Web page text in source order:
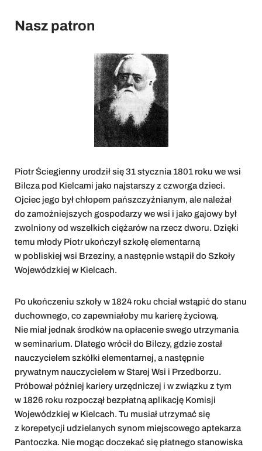
Nasz patron
Piotr Ściegienny urodził się 31 stycznia 1801 roku we wsi
Bilcza pod Kielcami jako najstarszy z czworga dzieci.
Ojciec jego był chłopem pańszczyźnianym, ale należał
do zamożniejszych gospodarzy we wsi i jako gajowy był
zwolniony od wszelkich ciężarów na rzecz dworu. Dzięki
temu młody Piotr ukończył szkołę elementarną
w pobliskiej wsi Brzeziny, a następnie wstąpił do Szkoły
Wojewódzkiej w Kielcach.
Po ukończeniu szkoły w 1824 roku chciał wstąpić do stanu
duchownego, co zapewniałoby mu karierę życiową.
Nie miał jednak środków na opłacenie swego utrzymania
w seminarium. Dlatego wrócił do Bilczy, gdzie został
nauczycielem szkółki elementarnej, a następnie
prywatnym nauczycielem w Starej Wsi i Przedborzu.
Próbował później kariery urzędniczej i w związku z tym
w 1826 roku rozpoczął bezpłatną aplikację Komisji
Wojewódzkiej w Kielcach. Tu musiał utrzymać się
z korepetycji udzielanych synom miejscowego aptekarza
Pantoczka. Nie mogąc doczekać się płatnego stanowiska